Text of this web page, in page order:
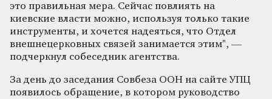
это правильная мера. Сейчас повлиять на
киевские власти можно, используя только такие
инструменты, и хочется надеяться, что Отдел
внешнецерковных связей занимается этим", —
подчеркнул собеседник агентства.
За день до заседания Совбеза ООН на сайте УПЦ
появилось обращение, в котором руководство